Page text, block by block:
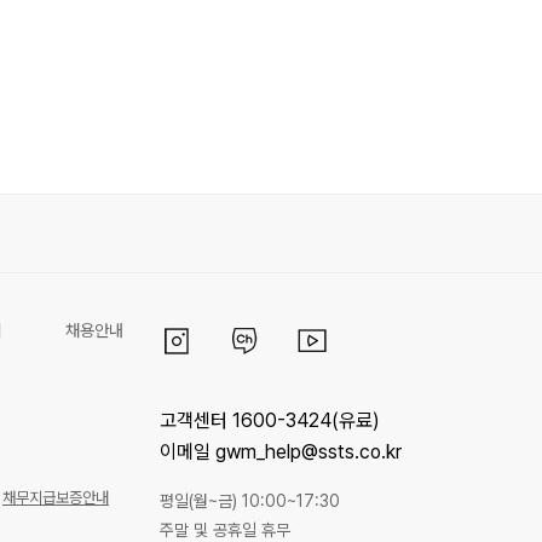
채용안내
채무지급보증안내
고객센터 1600-3424(유료)
이메일 gwm_help@ssts.co.kr
평일(월~금) 10:00~17:30
주말 및 공휴일 휴무